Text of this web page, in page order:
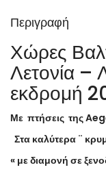
Περιγραφή
Χώρες
Λετονία –
εκδρομή
Με πτήσεις της
Στα καλύτερα ¨
« με διαμονή σε